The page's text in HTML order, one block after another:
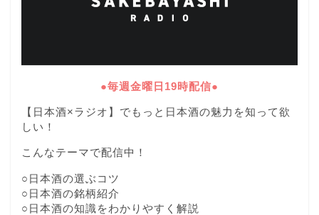
●毎週金曜日19時配信●
【日本酒×ラジオ】でもっと日本酒の魅力を知って欲
しい！
こんなテーマで配信中！
○日本酒の選ぶコツ
○日本酒の銘柄紹介
○日本酒の知識をわかりやすく解説